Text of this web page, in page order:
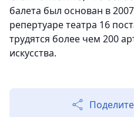
балета был основан в
репертуаре театра 16
трудятся более чем 200
искусства.